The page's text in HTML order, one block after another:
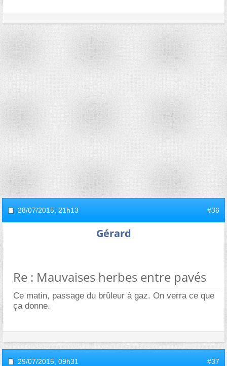
28/07/2015, 21h13 #36
Gérard
Re : Mauvaises herbes entre pavés
Ce matin, passage du brûleur à gaz. On verra ce que
ça donne.
29/07/2015, 09h31 #37